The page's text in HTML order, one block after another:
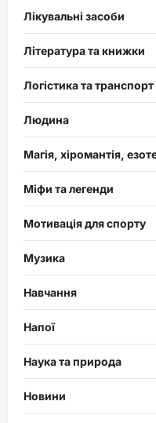
Лікувальні засоби
Література та книжки
Логістика та транспорт
Людина
Магія, хіромантія,
Міфи та легенди
Мотивація для спорту
Музика
Навчання
Напої
Наука та природа
Новини